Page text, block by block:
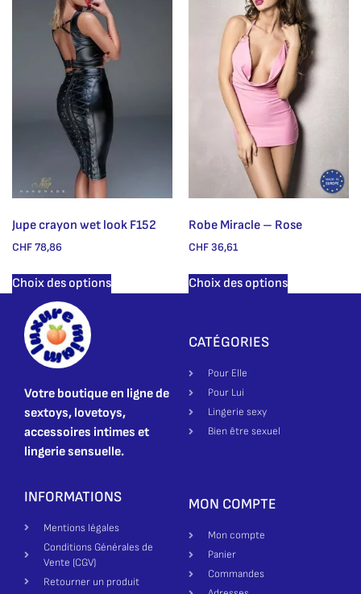
Jupe crayon wet look F152
CHF78,86
Choix des options
Robe Miracle – Rose
CHF 36,61
Choix des options
Votre boutique en ligne de
sextoys, lovetoys,
accessoires intimes et
lingerie sensuelle.
CATÉGORIES
Pour Elle
Pour Lui
Lingerie sexy
Bien être sexuel
INFORMATIONS
Mentions légales
Conditions Générales de
Vente (CGV)
Retourner un produit
MON COMPTE
Mon compte
Panier
Commandes